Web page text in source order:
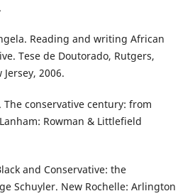
Reading and writing African
Tese de Doutorado, Rutgers,
2006.
The conservative century: from
Rowman & Littlefield
and Conservative: the
Schuyler. New Rochelle: Arlington